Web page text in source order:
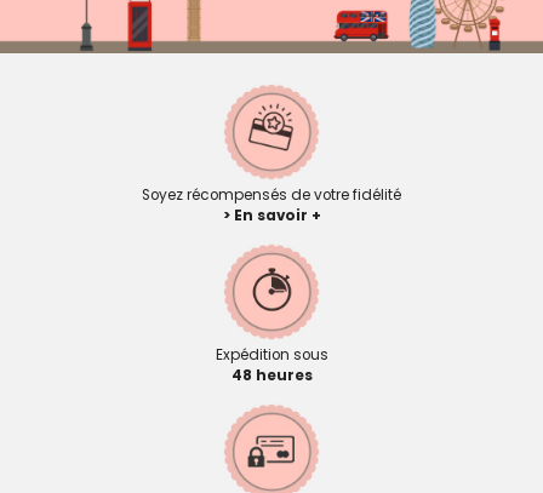
Soyez récompensés de votre fidélité
> En savoir +
Expédition sous
48 heures